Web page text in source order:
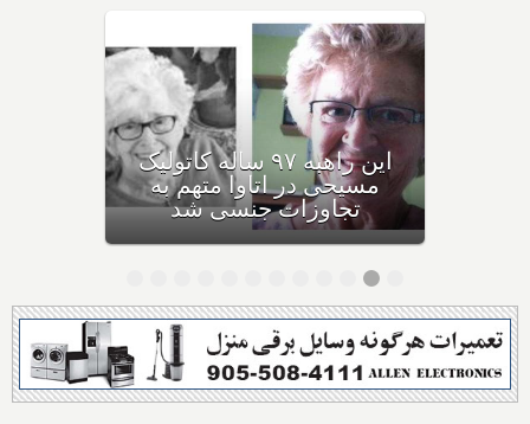
کلیسای مسیحی کاتولیک کانادا،
لیست ۲۷ کشیش و برادر که
"بطور قطع" به کودکان تجاوز
کرده‌اند را منتشر کرد